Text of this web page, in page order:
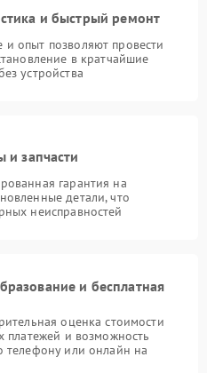
и быстрый ремонт
опыт позволяют провести
в кратчайшие
устройства
и запчасти
гарантия на
детали, что
неисправностей
и бесплатная
оценка стоимости
платежей и возможность
телефону или онлайн на